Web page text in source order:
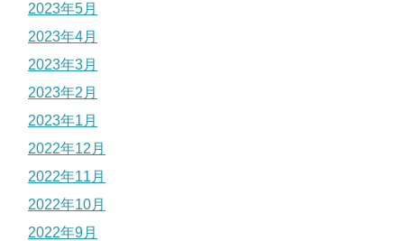
2023年5月
2023年4月
2023年3月
2023年2月
2023年1月
2022年12月
2022年11月
2022年10月
2022年9月